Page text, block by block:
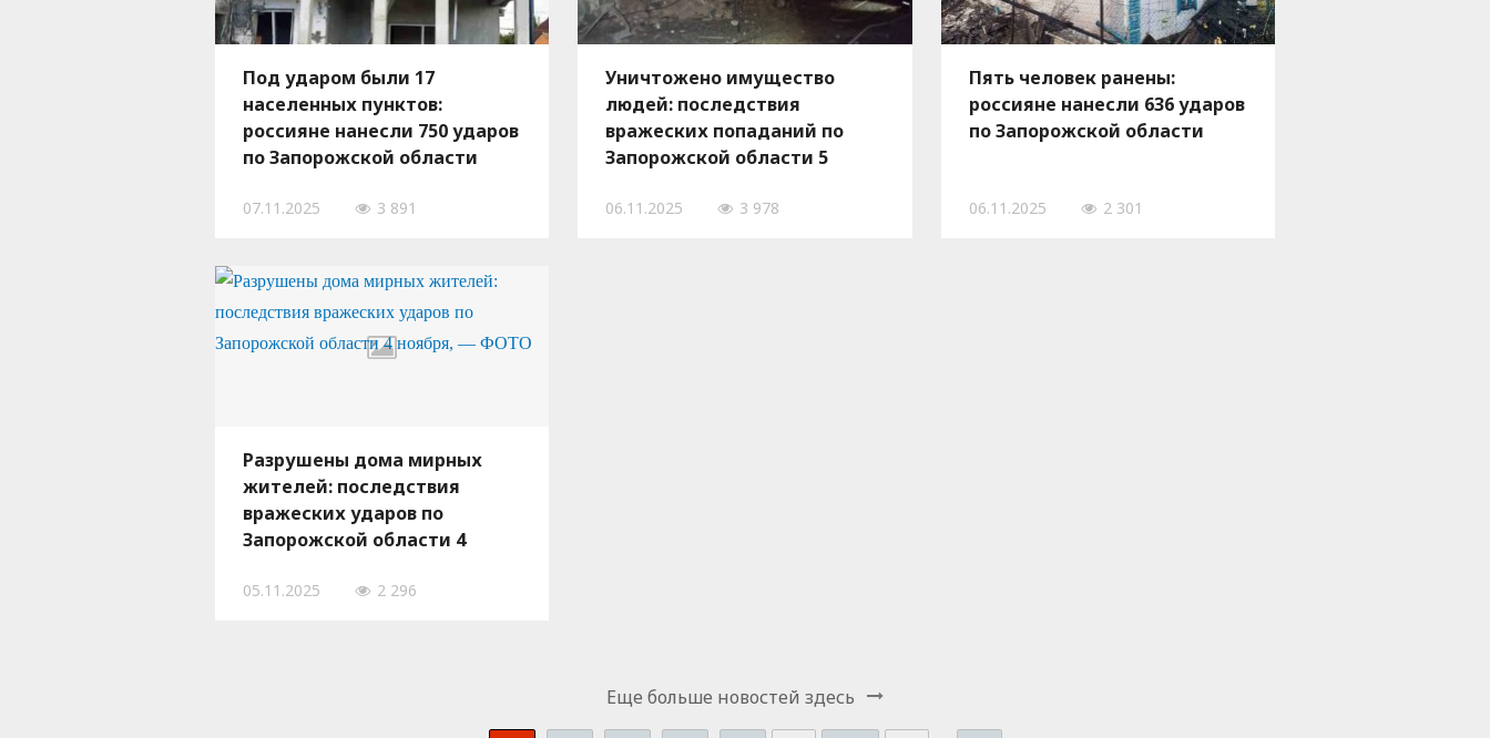
Под ударом были 17
населенных пунктов:
россияне нанесли 750 ударов
по Запорожской области
07.11.2025 3 891
Уничтожено имущество
людей: последствия
вражеских попаданий по
Запорожской области 5
06.11.2025 3 978
Пять человек ранены:
россияне нанесли 636 ударов
по Запорожской области
06.11.2025 2 301
Разрушены дома мирных
жителей: последствия
вражеских ударов по
Запорожской области 4
05.11.2025 2 296
Еще больше новостей здесь